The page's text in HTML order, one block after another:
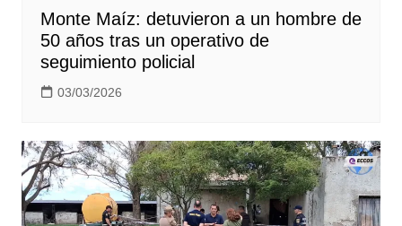
Monte Maíz: detuvieron a un hombre de
50 años tras un operativo de
seguimiento policial
03/03/2026